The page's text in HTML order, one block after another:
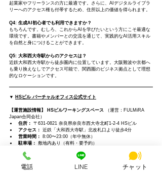
起業家やフリーランスの方に最適です。さらに、AIデジタルライブラ
リーへのアクセス権も付帯するため、住所以上の価値を得られます。
Q4: 生成AI初心者でも利用できますか？
もちろんです。むしろ、これからAIを学びたいという方にこそ最適な
環境です。書籍やメンバーとの交流を通じて、実践的なAI活用スキル
を自然と身につけることができます。
Q5: 大和西大寺駅からのアクセスは？
近鉄大和西大寺駅から徒歩圏内に位置しています。大阪難波や京都へ
も乗り換えなしでアクセス可能で、関西圏のビジネス拠点として理想
的なロケーションです。
▼ HSビル バーチャルオフィス公式サイト
【運営施設情報】 HSビルワーキングスペース （運営：FULMiRA
Japan合同会社）
住所： 〒631-0821 奈良県奈良市西大寺北町1-2-4 HSビル
アクセス： 近鉄「大和西大寺駅」北改札口より徒歩4分
営業時間： 8:00〜23:00（年中無休）
駐車場： 敷地内あり（有料・要予約）
▼ 提供サービス一覧
コワーキングスペース（ドロップイン・月額）
電話 LINE チャット